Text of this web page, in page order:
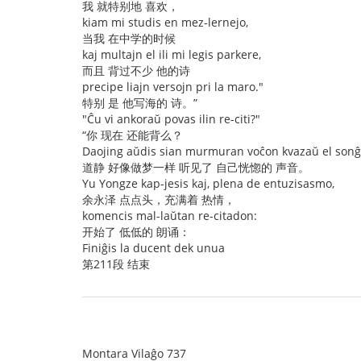
我 就特别地 喜欢，
kiam mi studis en mez-lernejo,
当我 在中学的时候
kaj multajn el ili mi legis parkere,
而且 背过不少 他的诗
precipe liajn versojn pri la maro."
特别 是 他写海的 诗。”
"Ĉu vi ankoraŭ povas ilin re-citi?"
“你 现在 还能背么？
Daojing aŭdis sian murmuran voĉon kvazaŭ el
道静 好像做梦一样 听见了 自己恍惚的 声音。
Yu Yongze kap-jesis kaj, plena de entuzisasmo,
余永泽 点点头，充满着 热情，
komencis mal-laŭtan re-citadon:
开始了 低低的 朗诵：
Finiĝis la ducent dek unua
第211段 结束
Montara Vilaĝo 737